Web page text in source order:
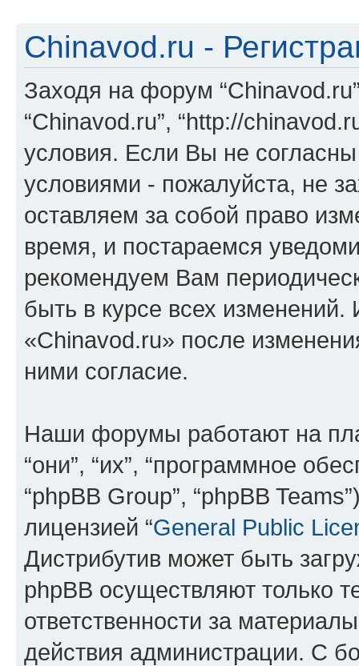
Chinavod.ru -
Заходя на форум
“Chinavod.ru”, “http://
условия. Если Вы не
условиями - пожалуйста, не
оставляем за собой право
время, и постараемся
рекомендуем Вам
быть в курсе всех
«Chinavod.ru» после
ними согласие.
Наши форумы работают на
“они”, “их”, “программное
“phpBB Group”, “phpBB
лицензией “General Public
Дистрибутив может быть
phpBB осуществляют только
ответственности за
действия администрации. С